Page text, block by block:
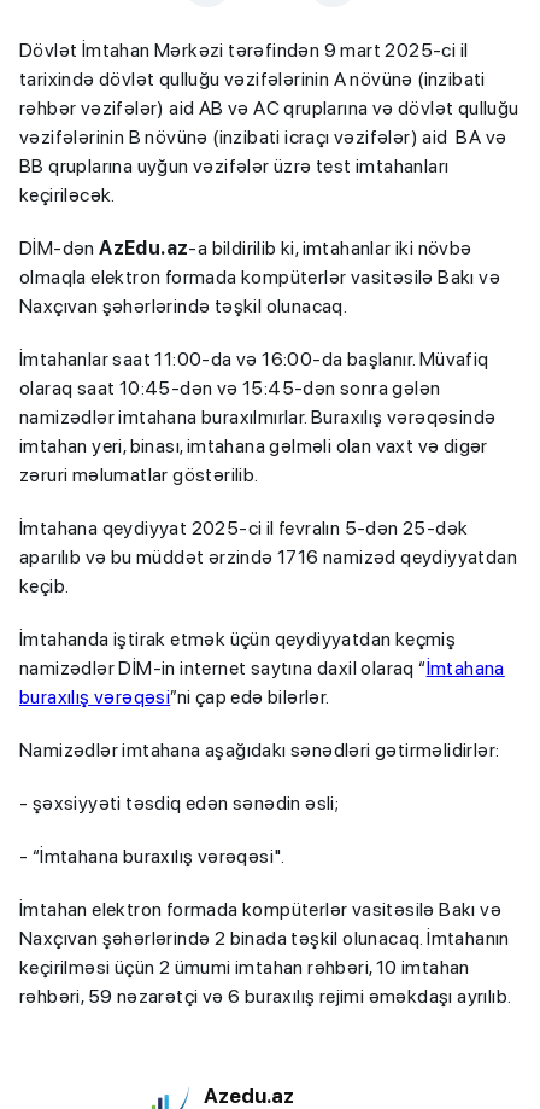
Dövlət İmtahan Mərkəzi tərəfindən 9 mart 2025-ci il
tarixində dövlət qulluğu vəzifələrinin A növünə (inzibati
rəhbər vəzifələr) aid AB və AC qruplarına və dövlət qulluğu
vəzifələrinin B növünə (inzibati icraçı vəzifələr) aid BA və
BB qruplarına uyğun vəzifələr üzrə test imtahanları
keçiriləcək.
DİM-dənAzEdu.az-a bildirilib ki, imtahanlar iki növbə
olmaqla elektron formada kompüterlər vasitəsilə Bakı və
Naxçıvan şəhərlərində təşkil olunacaq.
İmtahanlar saat 11:00-da və 16:00-da başlanır. Müvafiq
olaraq saat 10:45-dən və 15:45-dən sonra gələn
namizədlər imtahana buraxılmırlar. Buraxılış vərəqəsində
imtahan yeri, binası, imtahana gəlməli olan vaxt və digər
zəruri məlumatlar göstərilib.
İmtahana qeydiyyat 2025-ci il fevralın 5-dən 25-dək
aparılıb və bu müddət ərzində 1716 namizəd qeydiyyatdan
keçib.
İmtahanda iştirak etmək üçün qeydiyyatdan keçmiş
namizədlər DİM-in internet saytına daxil olaraq “İmtahana
buraxılış vərəqəsi”ni çap edə bilərlər.
Namizədlər imtahana aşağıdakı sənədləri gətirməlidirlər:
- şəxsiyyəti təsdiq edən sənədin əsli;
- “İmtahana buraxılış vərəqəsi".
İmtahan elektron formada kompüterlər vasitəsilə Bakı və
Naxçıvan şəhərlərində 2 binada təşkil olunacaq. İmtahanın
keçirilməsi üçün 2 ümumi imtahan rəhbəri, 10 imtahan
rəhbəri, 59 nəzarətçi və 6 buraxılış rejimi əməkdaşı ayrılıb.
Azedu.az